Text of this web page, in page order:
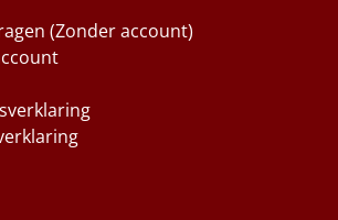
(Zonder account)